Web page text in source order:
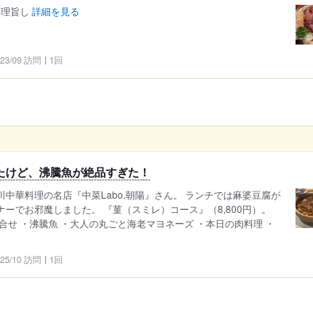
旨し 詳細を見る
09 訪問 1回
ど、沸騰魚が絶品すぎた！
中華料理の名店『中菜Labo.朝陽』さん。 ランチでは麻婆豆腐が
でお邪魔しました。 『菫（スミレ）コース』（8,800円）。
・沸騰魚 ・大人の丸ごと海老マヨネーズ ・本日の肉料理 ・
10 訪問 1回